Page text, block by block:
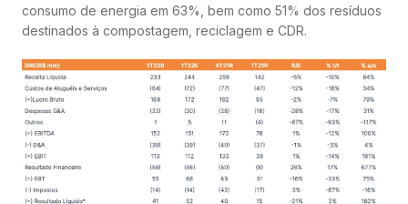
consumo de energia em 63%, bem como 51% dos resíduos
destinados à compostagem, reciclagem e CDR.